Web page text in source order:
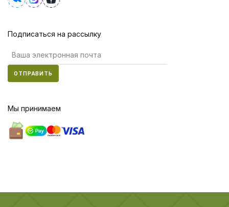
Подписаться на рассылку
ОТПРАВИТЬ
Мы принимаем